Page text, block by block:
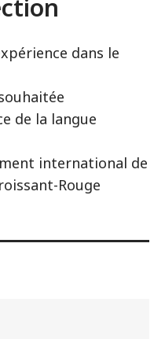
dans le
de la langue
international de
Rouge